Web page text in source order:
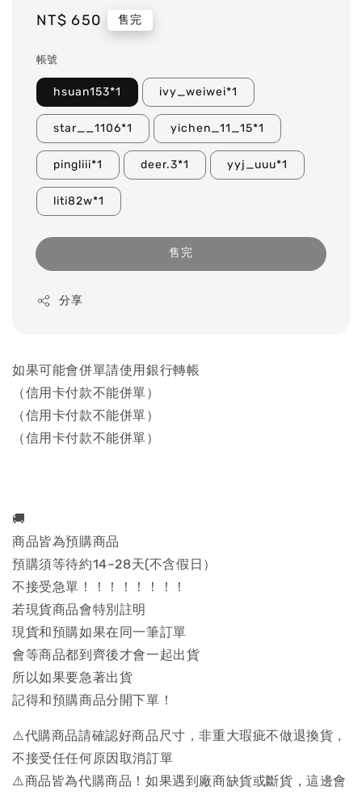
Regular
NT$ 650 售完
帳號
hsuan153*1 ivy_weiwei*1
star__1106*1 yichen_11_15*1
pingliii*1 deer.3*1 yyj_uuu*1
liti82w*1
售完
分享
如果可能會併單請使用銀行轉帳
（信用卡付款不能併單）
（信用卡付款不能併單）
（信用卡付款不能併單）
🚚
商品皆為預購商品
預購須等待約14~28天(不含假日）
不接受急單！！！！！！！！
若現貨商品會特別註明
現貨和預購如果在同一筆訂單
會等商品都到齊後才會一起出貨
所以如果要急著出貨
記得和預購商品分開下單！
⚠️代購商品請確認好商品尺寸，非重大瑕疵不做退換貨，
不接受任任何原因取消訂單
⚠️商品皆為代購商品！如果遇到廠商缺貨或斷貨，這邊會